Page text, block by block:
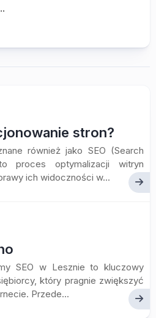
stron?
również jako SEO (Search
proces optymalizacji witryn
ich widoczności w...
SEO w Lesznie to kluczowy
który pragnie zwiększyć
Przede...